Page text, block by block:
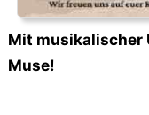
Mit musikalischer
Muse!